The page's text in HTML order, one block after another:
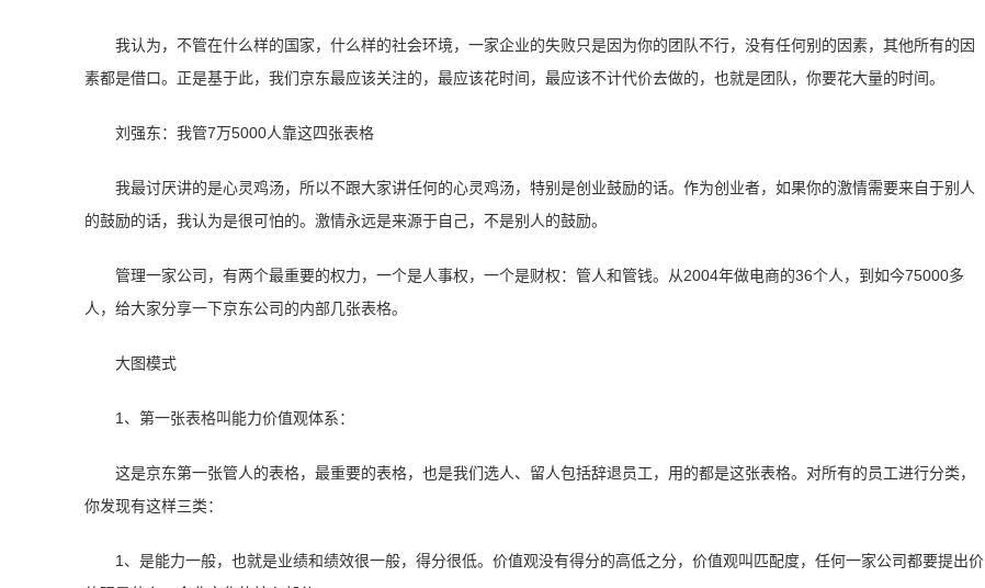
我认为，不管在什么样的国家，什么样的社会环境，一家企业的失败只是因为你的团队不行，没有任何别的因素，其他所有的因
素都是借口。正是基于此，我们京东最应该关注的，最应该花时间，最应该不计代价去做的，也就是团队，你要花大量的时间。
刘强东：我管7万5000人靠这四张表格
我最讨厌讲的是心灵鸡汤，所以不跟大家讲任何的心灵鸡汤，特别是创业鼓励的话。作为创业者，如果你的激情需要来自于别人
的鼓励的话，我认为是很可怕的。激情永远是来源于自己，不是别人的鼓励。
管理一家公司，有两个最重要的权力，一个是人事权，一个是财权：管人和管钱。从2004年做电商的36个人，到如今75000多
人，给大家分享一下京东公司的内部几张表格。
大图模式
1、第一张表格叫能力价值观体系：
这是京东第一张管人的表格，最重要的表格，也是我们选人、留人包括辞退员工，用的都是这张表格。对所有的员工进行分类，
你发现有这样三类：
1、是能力一般，也就是业绩和绩效很一般，得分很低。价值观没有得分的高低之分，价值观叫匹配度，任何一家公司都要提出价